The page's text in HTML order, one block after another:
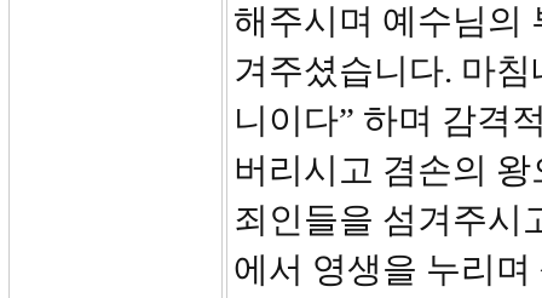
해주시며 예수님의
겨주셨습니다. 마
니이다” 하며 감격
버리시고 겸손의
죄인들을 섬겨주시
에서 영생을 누리